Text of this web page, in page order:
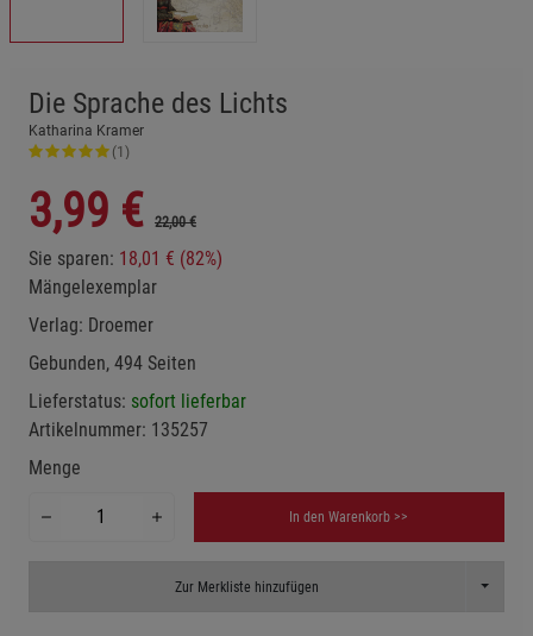
Die Sprache des Lichts
Katharina Kramer
(1)
3,99 € 22,00 €
Sie sparen: 18,01 € (82%)
Mängelexemplar
Verlag: Droemer
Gebunden, 494 Seiten
Lieferstatus: sofort lieferbar
Artikelnummer: 135257
Menge
In den Warenkorb >>
Zur Merkliste hinzufügen Toggle